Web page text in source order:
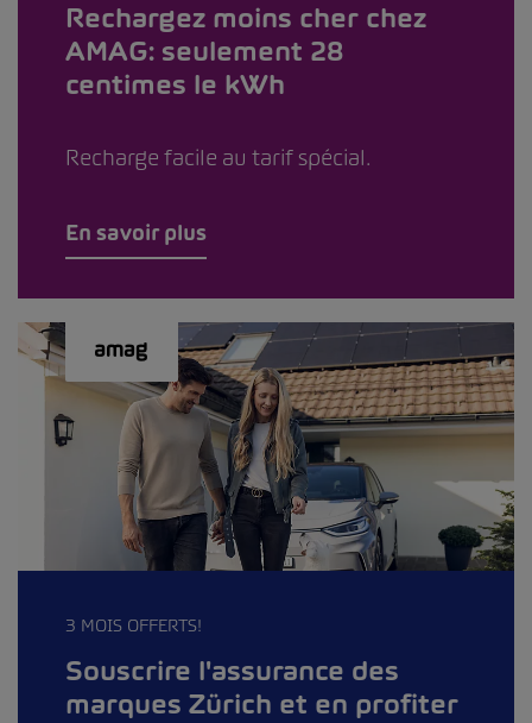
Rechargez moins cher chez
AMAG: seulement 28
centimes le kWh
Recharge facile au tarif spécial.
En savoir plus
3 MOIS OFFERTS!
Souscrire l'assurance des
marques Zürich et en profiter